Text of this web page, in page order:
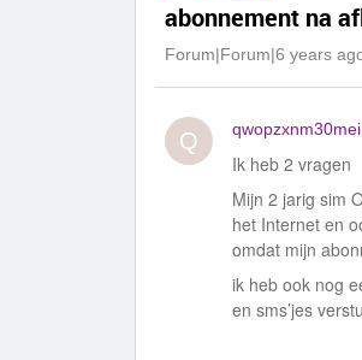
abonnement na
Forum|Forum|6 years
Q qwopzxnm30mei
Ik heb 2 vragen
Mijn 2 jarig sim
het Internet en
omdat mijn
ik heb ook nog
en sms’jes